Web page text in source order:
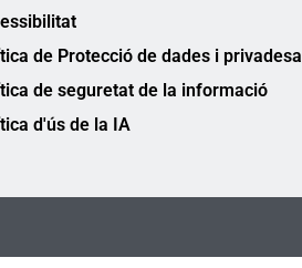
de Protecció de dades i privadesa
de seguretat de la informació
d'ús de la IA